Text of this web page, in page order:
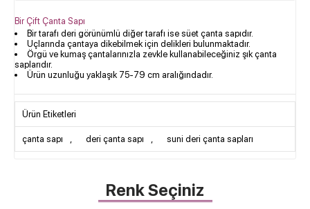
Bir Çift Çanta Sapı
​Bir tarafı deri görünümlü diğer tarafı ise süet çanta sapıdır.
Uçlarında çantaya dikebilmek için delikleri bulunmaktadır.
Örgü ve kumaş çantalarınızla zevkle kullanabileceğiniz şık çanta
saplarıdır.
Ürün uzunluğu yaklaşık 75-79 cm aralığındadır.
Ürün Etiketleri
çanta sapı , deri çanta sapı , suni deri çanta sapları
Renk Seçiniz